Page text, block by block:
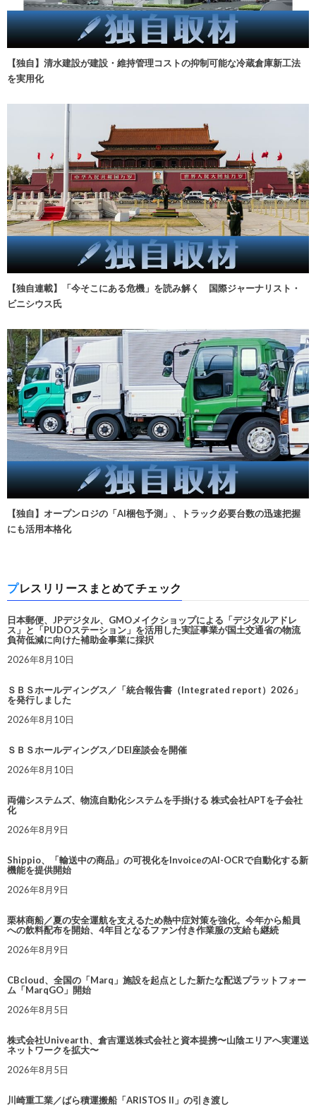
【独自】清水建設が建設・維持管理コストの抑制可能な冷蔵倉庫新工法
を実用化
【独自連載】「今そこにある危機」を読み解く 国際ジャーナリスト・
ビニシウス氏
【独自】オープンロジの「AI梱包予測」、トラック必要台数の迅速把握
にも活用本格化
プレスリリースまとめてチェック
日本郵便、JPデジタル、GMOメイクショップによる「デジタルアドレ
ス」と「PUDOステーション」を活用した実証事業が国土交通省の物流
負荷低減に向けた補助金事業に採択
2026年8月10日
ＳＢＳホールディングス／「統合報告書（Integrated report）2026」
を発行しました
2026年8月10日
ＳＢＳホールディングス／DEI座談会を開催
2026年8月10日
両備システムズ、物流自動化システムを手掛ける 株式会社APTを子会社
化
2026年8月9日
Shippio、「輸送中の商品」の可視化をInvoiceのAI-OCRで自動化する新
機能を提供開始
2026年8月9日
栗林商船／夏の安全運航を支えるため熱中症対策を強化。今年から船員
への飲料配布を開始、4年目となるファン付き作業服の支給も継続
2026年8月9日
CBcloud、全国の「Marq」施設を起点とした新たな配送プラットフォー
ム「MarqGO」開始
2026年8月5日
株式会社Univearth、倉吉運送株式会社と資本提携〜山陰エリアへ実運送
ネットワークを拡大〜
2026年8月5日
川崎重工業／ばら積運搬船「ARISTOS II」の引き渡し